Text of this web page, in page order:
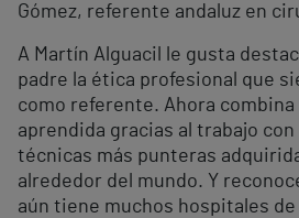
Gómez, referente andaluz en
A Martín Alguacil le gusta
padre la ética profesional que
como referente. Ahora combina
aprendida gracias al trabajo con
técnicas más punteras
alrededor del mundo. Y
aún tiene muchos hospitales